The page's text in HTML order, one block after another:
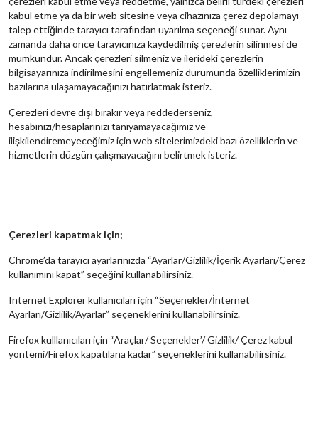
kabul etme ya da bir web sitesine veya cihazınıza çerez depolamayı
talep ettiğinde tarayıcı tarafından uyarılma seçeneği sunar. Aynı
zamanda daha önce tarayıcınıza kaydedilmiş çerezlerin silinmesi de
mümkündür. Ancak çerezleri silmeniz ve ilerideki çerezlerin
bilgisayarınıza indirilmesini engellemeniz durumunda özelliklerimizin
bazılarına ulaşamayacağınızı hatırlatmak isteriz.
Çerezleri devre dışı bırakır veya reddederseniz,
hesabınızı/hesaplarınızı tanıyamayacağımız ve
ilişkilendiremeyeceğimiz için web sitelerimizdeki bazı özelliklerin ve
hizmetlerin düzgün çalışmayacağını belirtmek isteriz.
Çerezleri kapatmak için;
Chrome’da tarayıcı ayarlarınızda “Ayarlar/Gizlilik/İçerik Ayarları/Çerez
kullanımını kapat” seçeğini kullanabilirsiniz.
Internet Explorer kullanıcıları için “Seçenekler/İnternet
Ayarları/Gizlilik/Ayarlar” seçeneklerini kullanabilirsiniz.
Firefox kulllanıcıları için “Araçlar/ Seçenekler’/ Gizlilik/ Çerez kabul
yöntemi/Firefox kapatılana kadar” seçeneklerini kullanabilirsiniz.